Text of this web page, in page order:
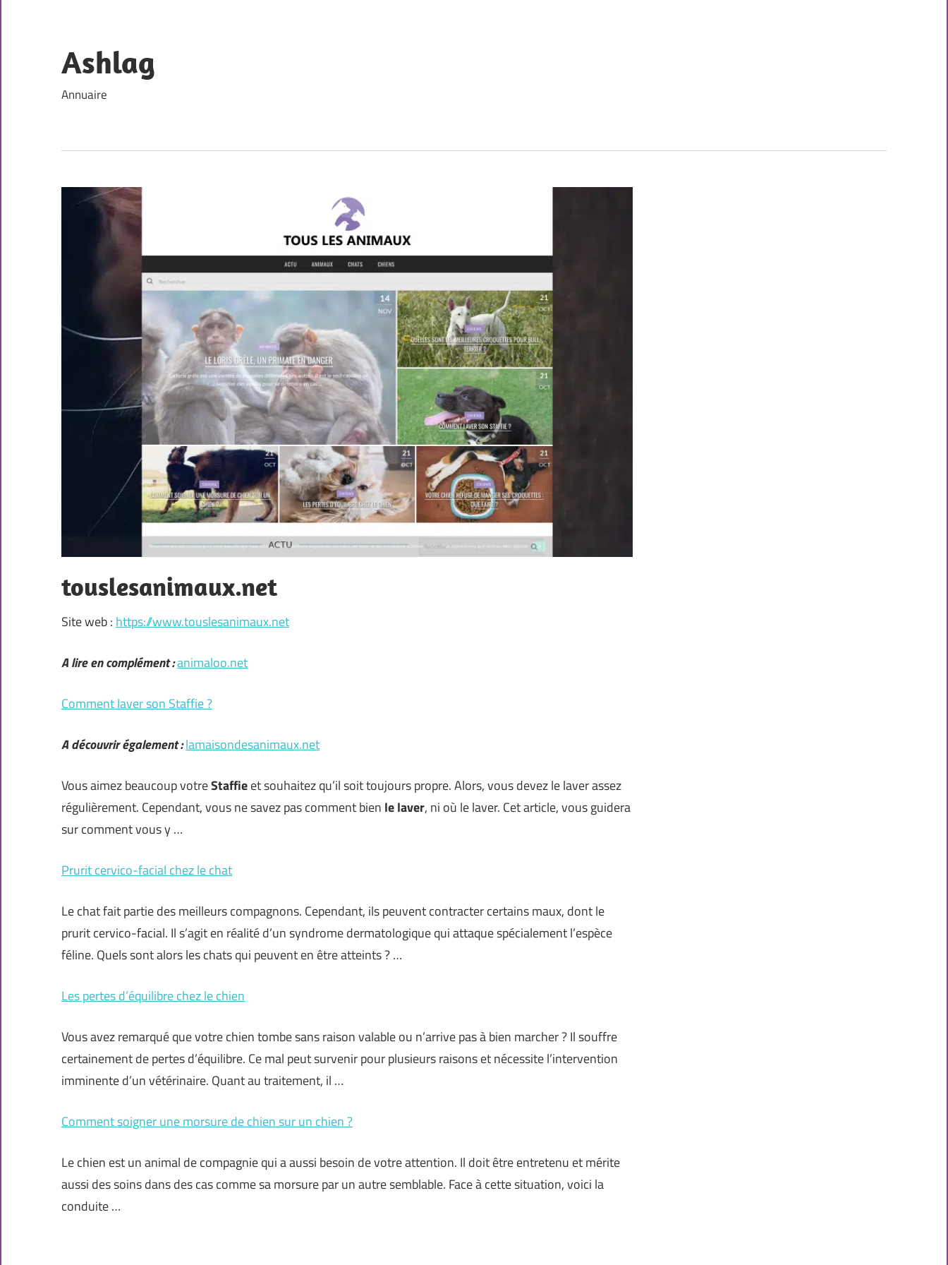
content
Ashlag
Annuaire
touslesanimaux.net
Site web : https://www.touslesanimaux.net
A lire en complément :animaloo.net
Comment laver son Staffie ?
A découvrir également :lamaisondesanimaux.net
Vous aimez beaucoup votreStaffieet souhaitez qu’il soit toujours propre. Alors, vous devez le laver assez
régulièrement. Cependant, vous ne savez pas comment bien le laver, ni où le laver. Cet article, vous guidera
sur comment vous y …
Prurit cervico-facial chez le chat
Le chat fait partie des meilleurs compagnons. Cependant, ils peuvent contracter certains maux, dont le
prurit cervico-facial. Il s’agit en réalité d’un syndrome dermatologique qui attaque spécialement l’espèce
féline. Quels sont alors les chats qui peuvent en être atteints ? …
Les pertes d’équilibre chez le chien
Vous avez remarqué que votre chien tombe sans raison valable ou n’arrive pas à bien marcher ? Il souffre
certainement de pertes d’équilibre. Ce mal peut survenir pour plusieurs raisons et nécessite l’intervention
imminente d’un vétérinaire. Quant au traitement, il …
Comment soigner une morsure de chien sur un chien ?
Le chien est un animal de compagnie qui a aussi besoin de votre attention. Il doit être entretenu et mérite
aussi des soins dans des cas comme sa morsure par un autre semblable. Face à cette situation, voici la
conduite …